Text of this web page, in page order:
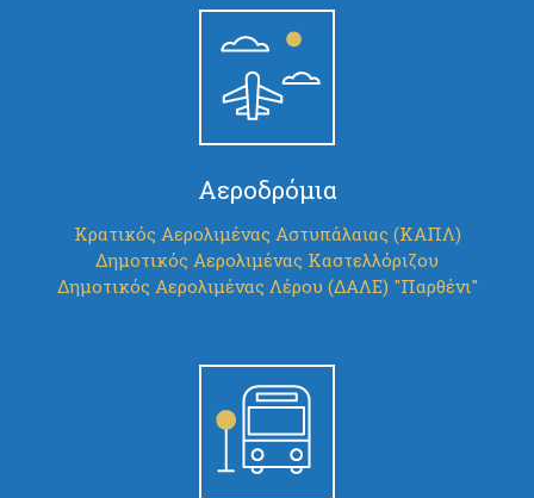
Αεροδρόμια
Κρατικός Αερολιμένας Αστυπάλαιας (ΚΑΠΛ)
Δημοτικός Αερολιμένας Καστελλόριζου
Δημοτικός Αερολιμένας Λέρου (ΔΑΛΕ) "Παρθένι"